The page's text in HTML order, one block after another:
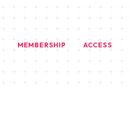
MEMBERSHIP ACCESS